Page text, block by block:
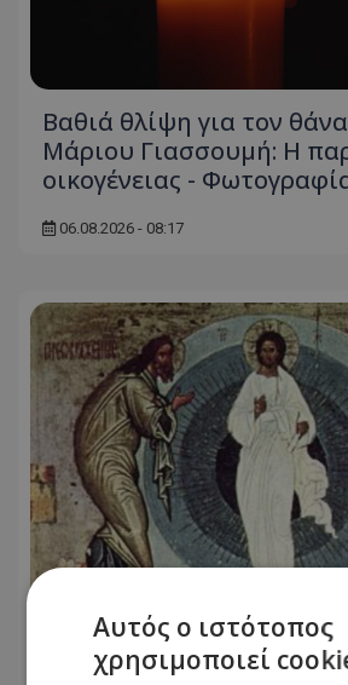
Βαθιά θλίψη για τον
Μάριου Γιασσουμή: Η
οικογένειας -
06.08.2026 - 08:17
Εορτολόγιο: Ποιος
Αυγούστου
Αυτός ο ιστότοπος
χρησιμοποιεί